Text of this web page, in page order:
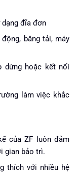
đĩa đơn
băng tải, máy
dừng hoặc kết nối
làm việc khắc
của ZF luôn đảm
gian bảo trì.
thích với nhiều hệ